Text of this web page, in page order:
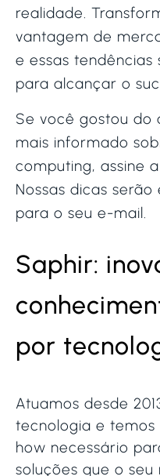
realidade.
vantagem de
e essas
para alcançar o
Se você gostou
mais informado
computing, assine
Nossas dicas
para o seu e-mail.
Saphir:
por
Atuamos desde
tecnologia e temos
how necessário
soluções que o